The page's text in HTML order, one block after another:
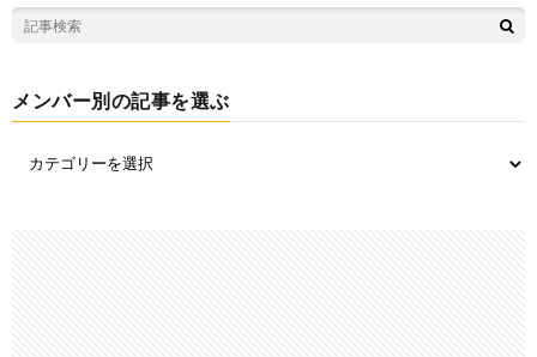
メンバー別の記事を選ぶ